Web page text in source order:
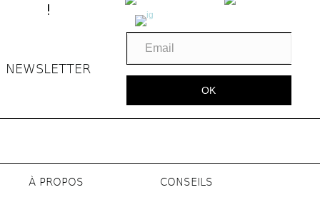
!
NEWSLETTER
OK
À PROPOS CONSEILS